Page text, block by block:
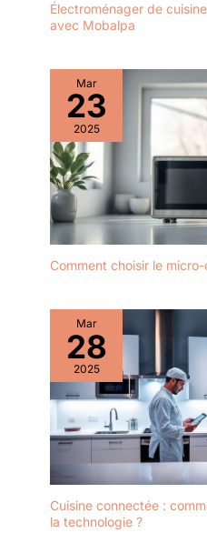
Électroménager de
avec Mobalpa
Mar
23
2025
Comment choisir le
Mar
28
2025
Cuisine connectée :
la technologie ?